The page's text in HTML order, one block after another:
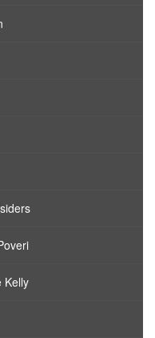
Kelly